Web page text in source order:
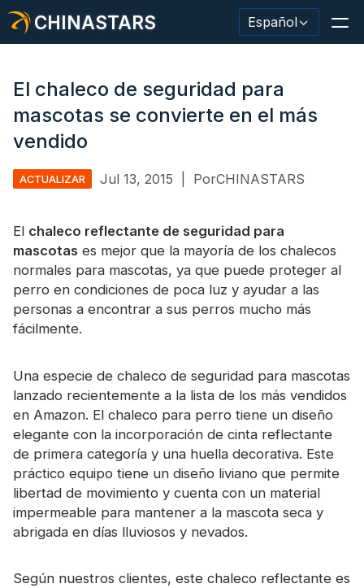
CHINASTARS Español
Material/cinta reflectante
Tela reflectante de moda.
Material que brilla en la oscuridad.
Revestimiento de lavado industrial
Acerca de CHINASTARS
Certificado
Catalogar
Vídeo
Contacto
El chaleco de seguridad para
mascotas se convierte en el más
vendido
ACTUALIZAR Jul 13, 2015 PorCHINASTARS
El chaleco reflectante de seguridad para
mascotas es mejor que la mayoría de los chalecos
normales para mascotas, ya que puede proteger al
perro en condiciones de poca luz y ayudar a las
personas a encontrar a sus perros mucho más
fácilmente.
Una especie de chaleco de seguridad para mascotas
lanzado recientemente a la lista de los más vendidos
en Amazon. El chaleco para perro tiene un diseño
elegante con la incorporación de cinta reflectante
de primera categoría y una huella decorativa. Este
práctico equipo tiene un diseño liviano que permite
libertad de movimiento y cuenta con un material
impermeable para mantener a la mascota seca y
abrigada en días lluviosos y nevados.
Según nuestros clientes, este chaleco reflectante es